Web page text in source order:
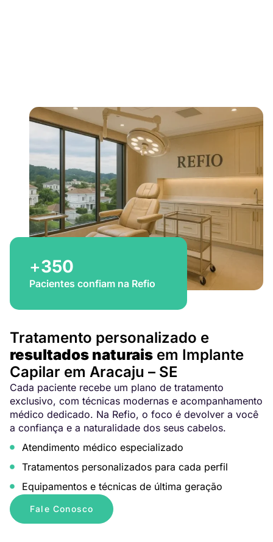
+350
Pacientes confiam na Refio
Tratamento personalizado e
resultados naturais em Implante
Capilar em Aracaju – SE
Cada paciente recebe um plano de tratamento
exclusivo, com técnicas modernas e acompanhamento
médico dedicado. Na Refio, o foco é devolver a você
a confiança e a naturalidade dos seus cabelos.
Atendimento médico especializado
Tratamentos personalizados para cada perfil
Equipamentos e técnicas de última geração
Fale Conosco